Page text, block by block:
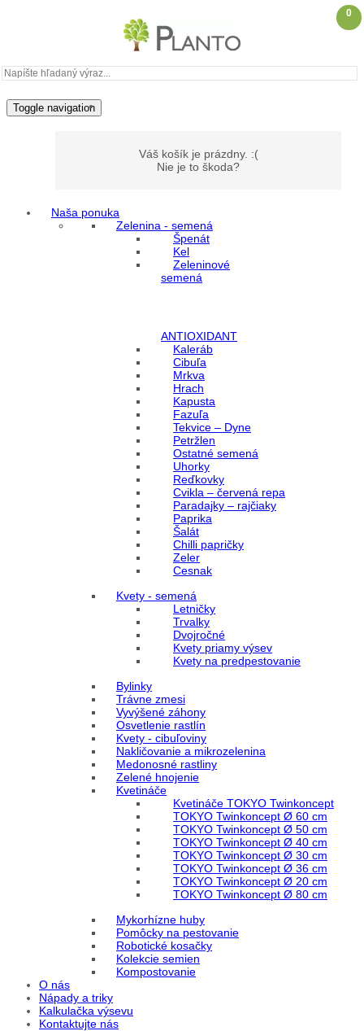
Toggle navigation
0
Váš košík je prázdny. :(
Nie je to škoda?
Naša ponuka
Zelenina - semená
Špenát
Kel
Zeleninové
semená
ANTIOXIDANT
Kaleráb
Cibuľa
Mrkva
Hrach
Kapusta
Fazuľa
Tekvice – Dyne
Petržlen
Ostatné semená
Uhorky
Reďkovky
Cvikla – červená repa
Paradajky – rajčiaky
Paprika
Šalát
Chilli papričky
Zeler
Cesnak
Kvety - semená
Letničky
Trvalky
Dvojročné
Kvety priamy výsev
Kvety na predpestovanie
Bylinky
Trávne zmesi
Vyvýšené záhony
Osvetlenie rastlín
Kvety - cibuľoviny
Nakličovanie a mikrozelenina
Medonosné rastliny
Zelené hnojenie
Kvetináče
Kvetináče TOKYO Twinkoncept
TOKYO Twinkoncept Ø 60 cm
TOKYO Twinkoncept Ø 50 cm
TOKYO Twinkoncept Ø 40 cm
TOKYO Twinkoncept Ø 30 cm
TOKYO Twinkoncept Ø 36 cm
TOKYO Twinkoncept Ø 20 cm
TOKYO Twinkoncept Ø 80 cm
Mykorhízne huby
Pomôcky na pestovanie
Robotické kosačky
Kolekcie semien
Kompostovanie
O nás
Nápady a triky
Kalkulačka výsevu
Kontaktujte nás